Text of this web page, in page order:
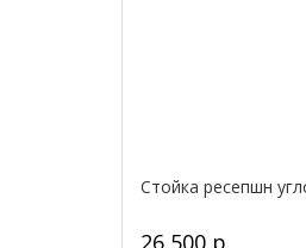
Стойка ресепшн
26 500 р.